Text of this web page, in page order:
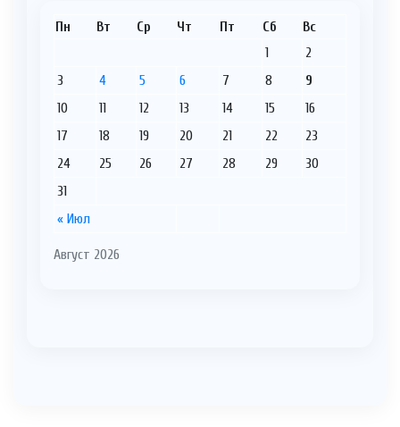
Август 2026
Пн Вт Ср Чт Пт Сб Вс
« Июл
1
2
3
4 5 6 7 8
9
10
11 12 13 14 15
16
17
18 19 20 21 22
23
24
25 26 27 28 29
30
31